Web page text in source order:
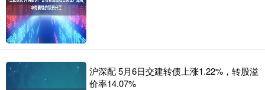
沪深配 5月6日交建转债上涨1.22%，转股溢
价率14.07%